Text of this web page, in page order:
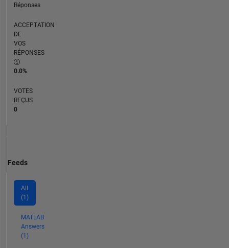
Réponses
ACCEPTATION
DE
VOS
RÉPONSES
0.0%
VOTES
REÇUS
0
Feeds
All
(1)
MATLAB
Answers
(1)